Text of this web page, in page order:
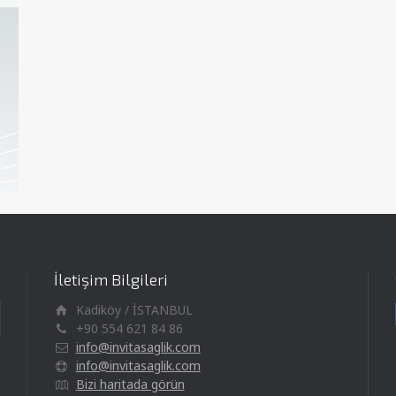
İletişim Bilgileri
Kadiköy / İSTANBUL
+90 554 621 84 86
info@invitasaglik.com
info@invitasaglik.com
Bizi haritada görün